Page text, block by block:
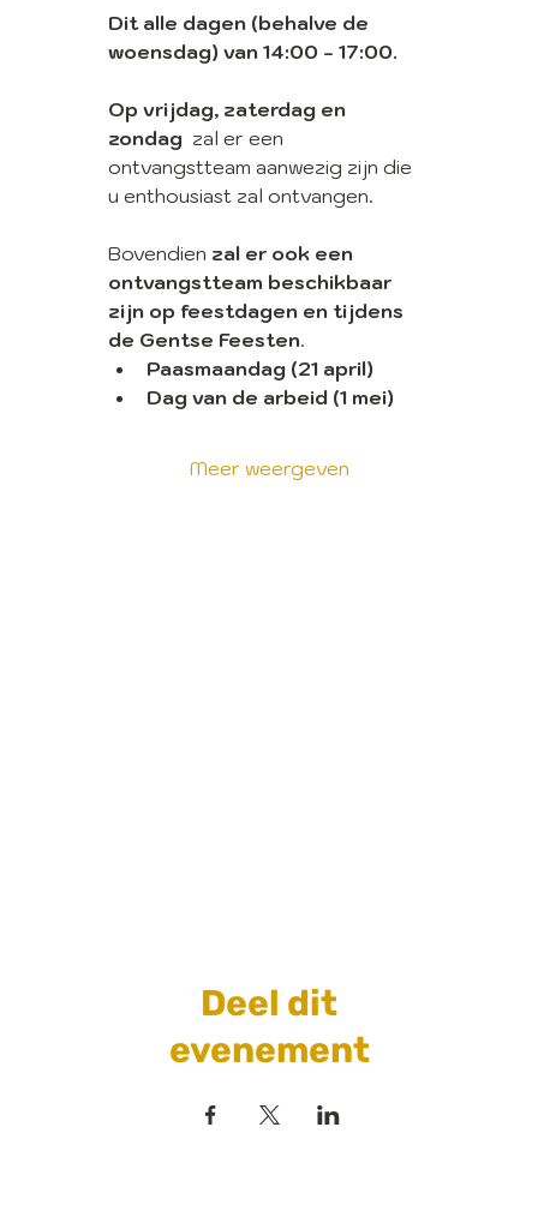
Dit alle dagen (behalve de
woensdag) van 14:00 - 17:00.
Op vrijdag, zaterdag en
zondag zal er een
ontvangstteam aanwezig zijn die
u enthousiast zal ontvangen.
Bovendien zal er ook een
ontvangstteam beschikbaar
zijn op feestdagen en tijdens
de Gentse Feesten.
Paasmaandag (21 april)
Dag van de arbeid (1 mei)
Meer weergeven
Deel dit
evenement